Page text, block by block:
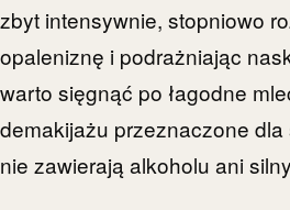
zbyt intensywnie, stopniowo
opaleniznę i podrażniając
warto sięgnąć po łagodne
demakijażu przeznaczone
nie zawierają alkoholu ani